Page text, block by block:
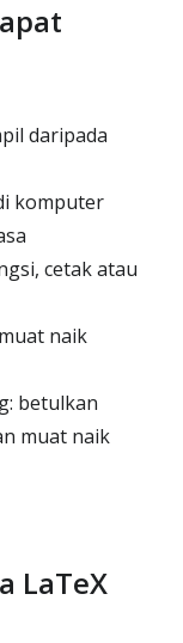
daripada
komputer
cetak atau
naik
betulkan
muat naik
LaTeX